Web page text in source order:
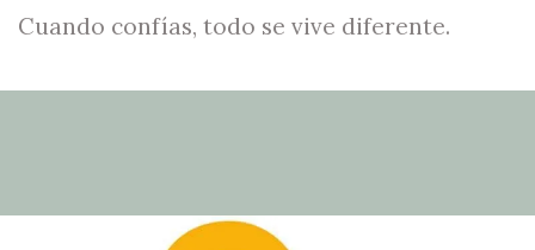
Cuando confías, todo se vive diferente.